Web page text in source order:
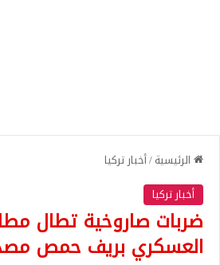
الرئيسية/أخبار تركيا
أخبار تركيا
ضربات صاروخية تطال
العسكري بريف حمص